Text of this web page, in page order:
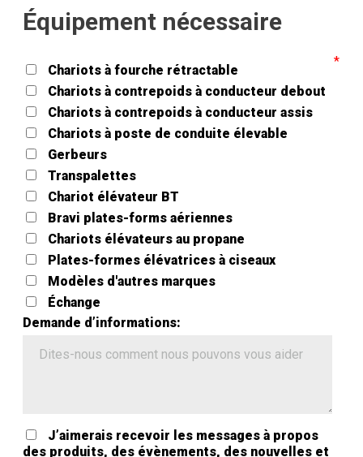
Équipement nécessaire
Chariots à fourche rétractable
Chariots à contrepoids à conducteur debout
Chariots à contrepoids à conducteur assis
Chariots à poste de conduite élevable
Gerbeurs
Transpalettes
Chariot élévateur BT
Bravi plates-forms aériennes
Chariots élévateurs au propane
Plates-formes élévatrices à ciseaux
Modèles d'autres marques
Échange
Demande d’informations:
J’aimerais recevoir les messages à propos
des produits, des évènements, des nouvelles et